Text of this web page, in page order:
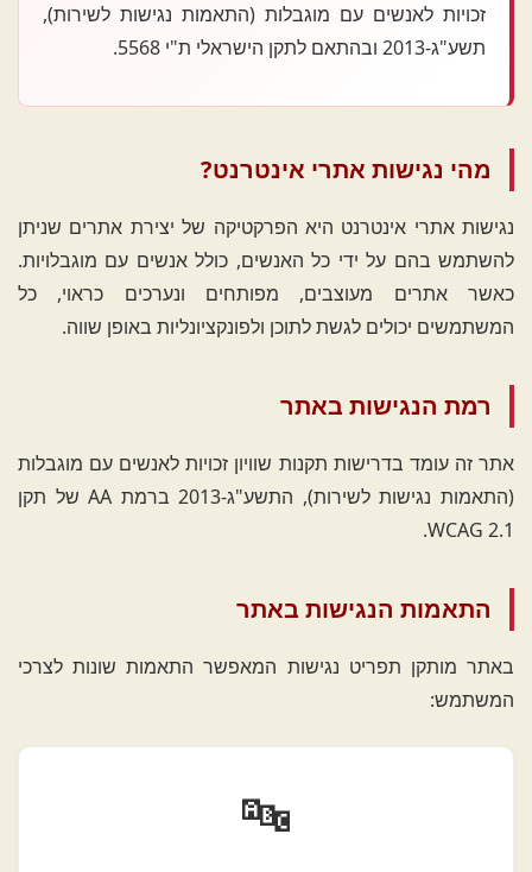
זכויות לאנשים עם מוגבלות (התאמות נגישות לשירות),
תשע"ג-2013 ובהתאם לתקן הישראלי ת"י 5568.
מהי נגישות אתרי אינטרנט?
נגישות אתרי אינטרנט היא הפרקטיקה של יצירת אתרים שניתן
להשתמש בהם על ידי כל האנשים, כולל אנשים עם מוגבלויות.
כאשר אתרים מעוצבים, מפותחים ונערכים כראוי, כל
המשתמשים יכולים לגשת לתוכן ולפונקציונליות באופן שווה.
רמת הנגישות באתר
אתר זה עומד בדרישות תקנות שוויון זכויות לאנשים עם מוגבלות
(התאמות נגישות לשירות), התשע"ג-2013 ברמת AA של תקן
WCAG 2.1.
התאמות הנגישות באתר
באתר מותקן תפריט נגישות המאפשר התאמות שונות לצרכי
המשתמש:
🔤